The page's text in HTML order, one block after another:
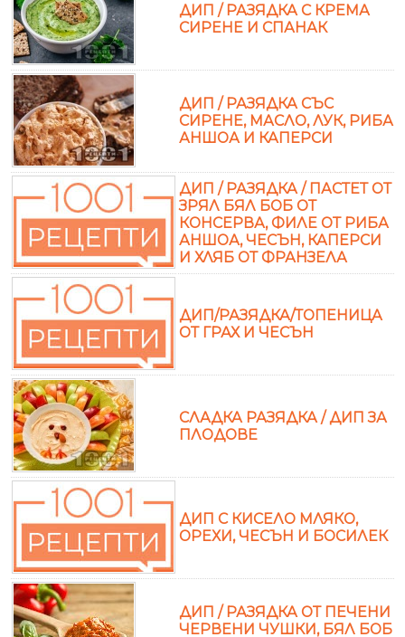
ДИП / РАЗЯДКА С КРЕМА
СИРЕНЕ И СПАНАК
ДИП / РАЗЯДКА СЪС
СИРЕНЕ, МАСЛО, ЛУК, РИБА
АНШОА И КАПЕРСИ
ДИП / РАЗЯДКА / ПАСТЕТ ОТ
ЗРЯЛ БЯЛ БОБ ОТ
КОНСЕРВА, ФИЛЕ ОТ РИБА
АНШОА, ЧЕСЪН, КАПЕРСИ
И ХЛЯБ ОТ ФРАНЗЕЛА
ДИП/РАЗЯДКА/ТОПЕНИЦА
ОТ ГРАХ И ЧЕСЪН
СЛАДКА РАЗЯДКА / ДИП ЗА
ПЛОДОВЕ
ДИП С КИСЕЛО МЛЯКО,
ОРЕХИ, ЧЕСЪН И БОСИЛЕК
ДИП / РАЗЯДКА ОТ ПЕЧЕНИ
ЧЕРВЕНИ ЧУШКИ, БЯЛ БОБ